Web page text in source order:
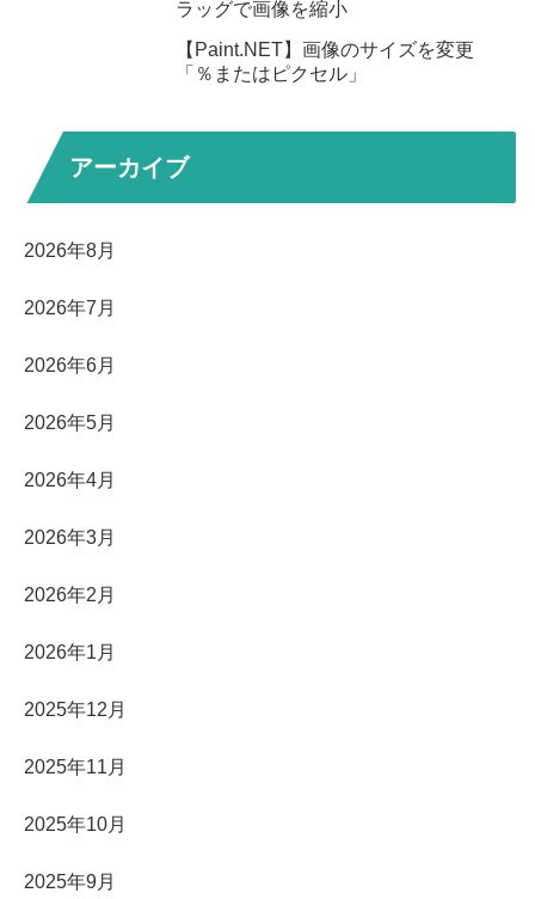
ラッグで画像を縮小
【Paint.NET】画像のサイズを変更
「％またはピクセル」
アーカイブ
2026年8月
2026年7月
2026年6月
2026年5月
2026年4月
2026年3月
2026年2月
2026年1月
2025年12月
2025年11月
2025年10月
2025年9月